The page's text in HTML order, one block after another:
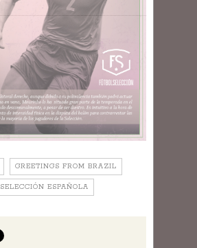
GREETINGS FROM BRAZIL
SELECCIÓN ESPAÑOLA